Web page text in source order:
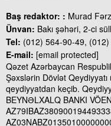
Baş redaktor: : Murad
Ünvan: Bakı şəhəri, 2-ci
Tel: (012) 564-90-49,
E-mail: [email protected]
Qəzet Azərbaycan
Şəxslərin Dövlət
qeydiyyatdan keçib.
BEYNƏLXALQ BANKI